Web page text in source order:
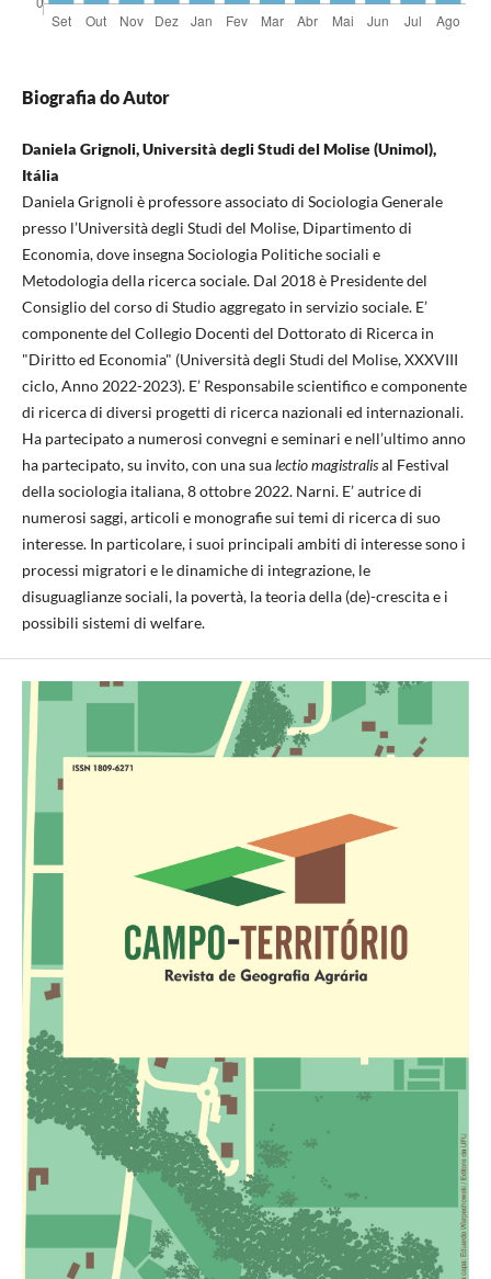
Biografia do Autor
Daniela Grignoli, Università degli Studi del Molise (Unimol),
Itália
Daniela Grignoli è professore associato di Sociologia Generale
presso l’Università degli Studi del Molise, Dipartimento di
Economia, dove insegna Sociologia Politiche sociali e
Metodologia della ricerca sociale. Dal 2018 è Presidente del
Consiglio del corso di Studio aggregato in servizio sociale. E’
componente del Collegio Docenti del Dottorato di Ricerca in
"Diritto ed Economia" (Università degli Studi del Molise, XXXVIII
ciclo, Anno 2022-2023). E’ Responsabile scientifico e componente
di ricerca di diversi progetti di ricerca nazionali ed internazionali.
Ha partecipato a numerosi convegni e seminari e nell’ultimo anno
ha partecipato, su invito, con una sualectio magistralisal Festival
della sociologia italiana, 8 ottobre 2022. Narni. E’ autrice di
numerosi saggi, articoli e monografie sui temi di ricerca di suo
interesse. In particolare, i suoi principali ambiti di interesse sono i
processi migratori e le dinamiche di integrazione, le
disuguaglianze sociali, la povertà, la teoria della (de)-crescita e i
possibili sistemi di welfare.